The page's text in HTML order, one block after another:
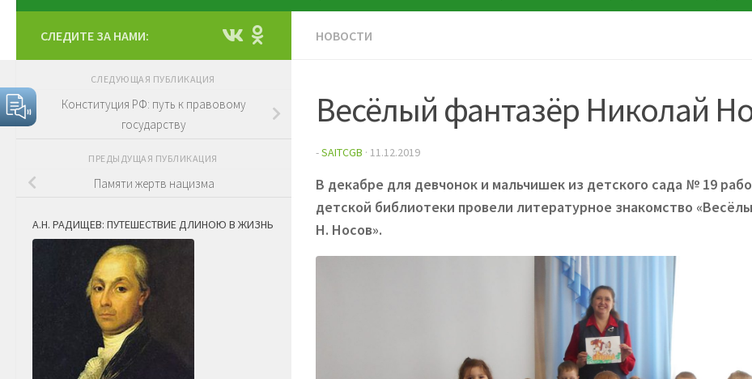
НОВОСТИ
Весёлый фантазёр Николай
-SAITCGB · 11.12.2019
В декабре для девчонок и мальчишек из детского сада № 19
детской библиотеки провели литературное знакомство
Н. Носов».
СЛЕДИТЕ ЗА НАМИ:
СЛЕДУЮЩАЯ ПУБЛИКАЦИЯ
Конституция РФ: путь к правовому
государству
ПРЕДЫДУЩАЯ ПУБЛИКАЦИЯ
Памяти жертв нацизма
А.Н. РАДИЩЕВ: ПУТЕШЕСТВИЕ ДЛИНОЮ В ЖИЗНЬ